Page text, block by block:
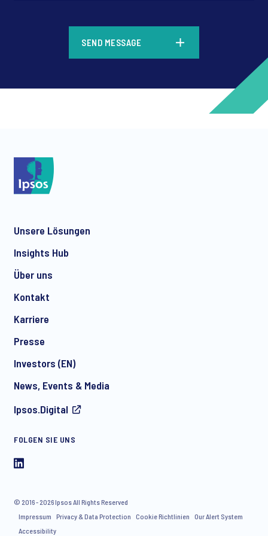
*
invitations to free events and articles from Ipsos. You may
SEND MESSAGE
Unsere Lösungen
Insights Hub
Über uns
Kontakt
Karriere
Presse
Investors (EN)
News, Events & Media
Ipsos.Digital
FOLGEN SIE UNS
© 2016 - 2026 Ipsos All Rights Reserved
Impressum
Privacy & Data Protection Cookie Richtlinien
Our Alert System
Accessibility